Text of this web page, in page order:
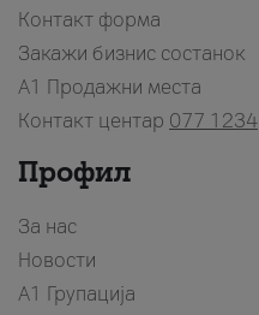
Контакт форма
Закажи бизнис состанок
A1 Продажни места
Контакт центар 077 1234
Профил
За нас
Новости
А1 Групација